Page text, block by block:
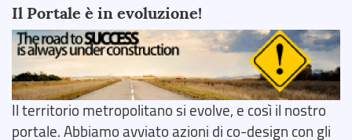
Il Portale è in evoluzione!
Il territorio metropolitano si evolve, e così il nostro
portale. Abbiamo avviato azioni di co-design con gli